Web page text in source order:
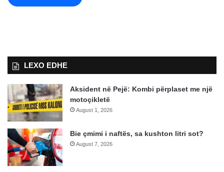
LEXO EDHE
Aksident në Pejë: Kombi përplaset me një
motoçikletë
August 1, 2026
Bie çmimi i naftës, sa kushton litri sot?
August 7, 2026